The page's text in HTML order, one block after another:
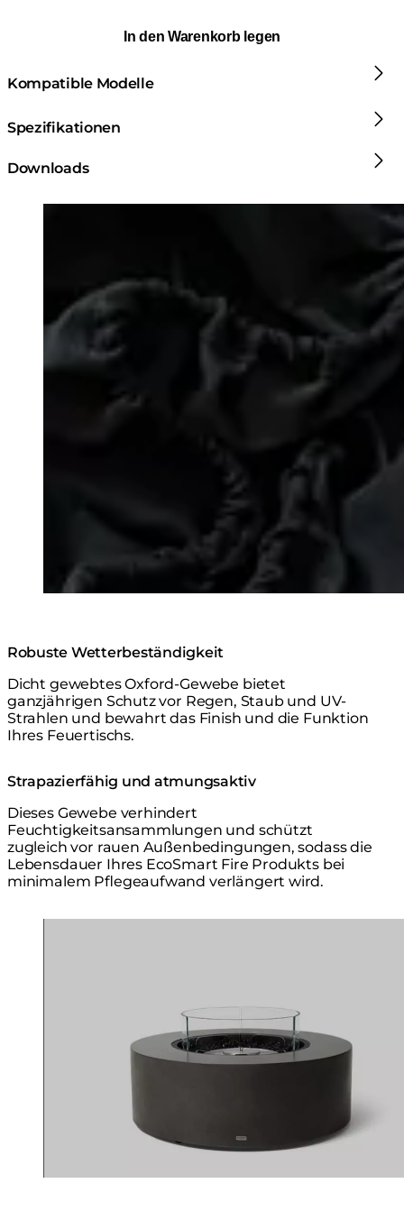
In den Warenkorb legen
Kompatible Modelle
Spezifikationen
Downloads
Robuste Wetterbeständigkeit
Dicht gewebtes Oxford-Gewebe bietet
ganzjährigen Schutz vor Regen, Staub und UV-
Strahlen und bewahrt das Finish und die Funktion
Ihres Feuertischs.
Strapazierfähig und atmungsaktiv
Dieses Gewebe verhindert
Feuchtigkeitsansammlungen und schützt
zugleich vor rauen Außenbedingungen, sodass die
Lebensdauer Ihres EcoSmart Fire Produkts bei
minimalem Pflegeaufwand verlängert wird.